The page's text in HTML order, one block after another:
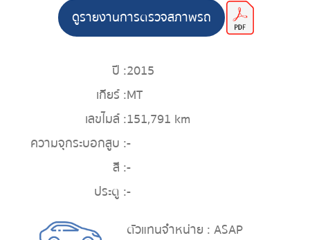
ดูรายงานการตรวจสภาพรถ
ปี :2015
เกียร์ :MT
เลขไมล์ :151,791 km
ความจุกระบอกสูบ :-
สี :-
ประตู :-
ตัวแทนจำหน่าย : ASAP